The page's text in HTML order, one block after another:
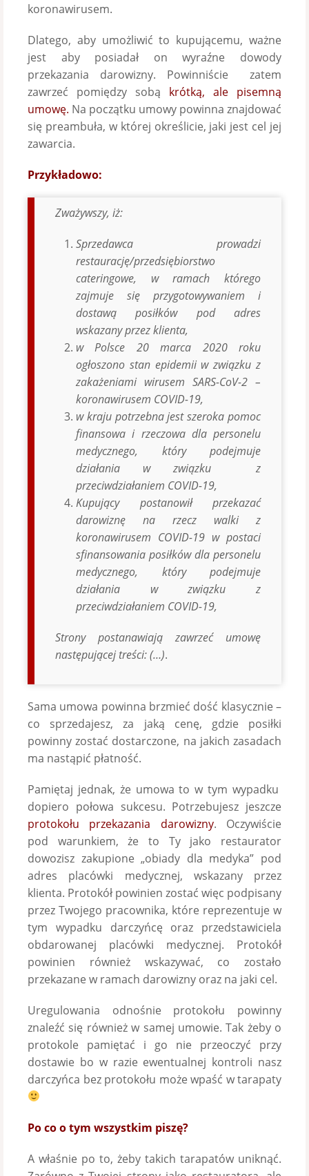
koronawirusem.
Dlatego, aby umożliwić to kupującemu, ważne
jest aby posiadał on wyraźne dowody
przekazania darowizny. Powinniście zatem
zawrzeć pomiędzy sobą krótką, ale pisemną
umowę. Na początku umowy powinna znajdować
się preambuła, w której określicie, jaki jest cel jej
zawarcia.
Przykładowo:
Zważywszy, iż:
Sprzedawca prowadzi
restaurację/przedsiębiorstwo
cateringowe, w ramach którego
zajmuje się przygotowywaniem i
dostawą posiłków pod adres
wskazany przez klienta,
w Polsce 20 marca 2020 roku
ogłoszono stan epidemii w związku z
zakażeniami wirusem SARS-CoV-2 –
koronawirusem COVID-19,
w kraju potrzebna jest szeroka pomoc
finansowa i rzeczowa dla personelu
medycznego, który podejmuje
działania w związku z
przeciwdziałaniem COVID-19,
Kupujący postanowił przekazać
darowiznę na rzecz walki z
koronawirusem COVID-19 w postaci
sfinansowania posiłków dla personelu
medycznego, który podejmuje
działania w związku z
przeciwdziałaniem COVID-19,
Strony postanawiają zawrzeć umowę
następującej treści: (…).
Sama umowa powinna brzmieć dość klasycznie –
co sprzedajesz, za jaką cenę, gdzie posiłki
powinny zostać dostarczone, na jakich zasadach
ma nastąpić płatność.
Pamiętaj jednak, że umowa to w tym wypadku
dopiero połowa sukcesu. Potrzebujesz jeszcze
protokołu przekazania darowizny. Oczywiście
pod warunkiem, że to Ty jako restaurator
dowozisz zakupione „obiady dla medyka” pod
adres placówki medycznej, wskazany przez
klienta. Protokół powinien zostać więc podpisany
przez Twojego pracownika, które reprezentuje w
tym wypadku darczyńcę oraz przedstawiciela
obdarowanej placówki medycznej. Protokół
powinien również wskazywać, co zostało
przekazane w ramach darowizny oraz na jaki cel.
Uregulowania odnośnie protokołu powinny
znaleźć się również w samej umowie. Tak żeby o
protokole pamiętać i go nie przeoczyć przy
dostawie bo w razie ewentualnej kontroli nasz
darczyńca bez protokołu może wpaść w tarapaty
Po co o tym wszystkim piszę?
A właśnie po to, żeby takich tarapatów uniknąć.